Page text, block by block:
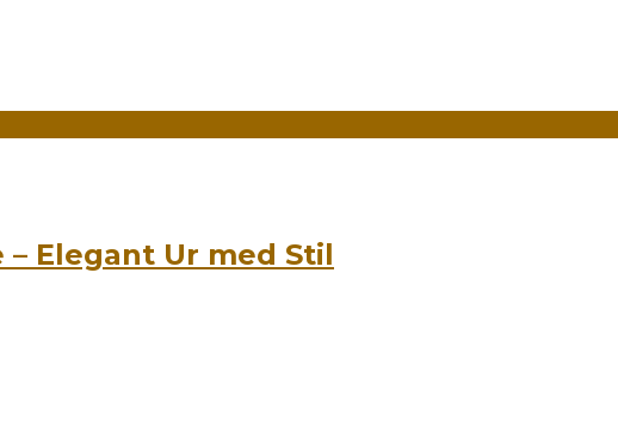
Elegant Ur med Stil